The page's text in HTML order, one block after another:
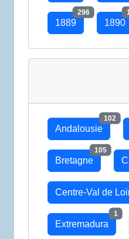
1889
296
1890
Andalousie
102
Bretagne
105
Centre-Val de
Extremadura
1